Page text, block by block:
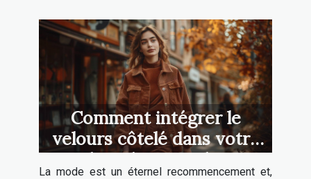
Comment intégrer le
velours côtelé dans votre
garde-robe quotidienne
La mode est un éternel recommencement et,